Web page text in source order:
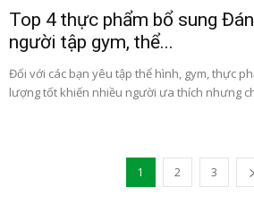
Top 4 thực phẩm bổ sung
người tập gym, thể...
Đối với các bạn yêu tập thể hình, gym, thực
lượng tốt khiến nhiều người ưa thích nhưng
1 2 3